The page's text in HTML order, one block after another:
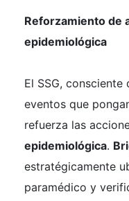
Reforzamiento de
epidemiológica
El SSG,
eventos que
refuerza las
epidemiológica.
estratégicamente
paramédico y